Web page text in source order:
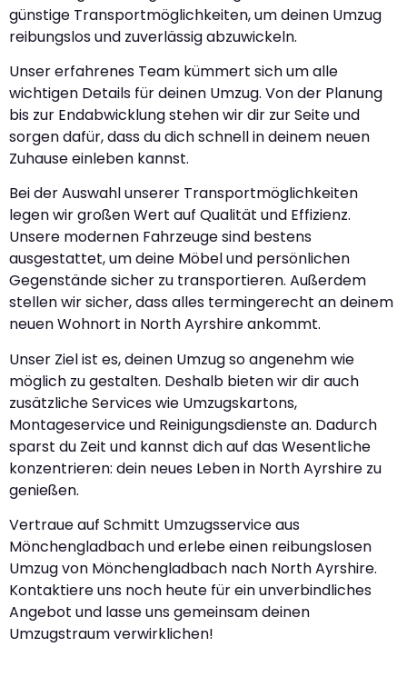
günstige Transportmöglichkeiten, um deinen Umzug
reibungslos und zuverlässig abzuwickeln.
Unser erfahrenes Team kümmert sich um alle
wichtigen Details für deinen Umzug. Von der Planung
bis zur Endabwicklung stehen wir dir zur Seite und
sorgen dafür, dass du dich schnell in deinem neuen
Zuhause einleben kannst.
Bei der Auswahl unserer Transportmöglichkeiten
legen wir großen Wert auf Qualität und Effizienz.
Unsere modernen Fahrzeuge sind bestens
ausgestattet, um deine Möbel und persönlichen
Gegenstände sicher zu transportieren. Außerdem
stellen wir sicher, dass alles termingerecht an deinem
neuen Wohnort in North Ayrshire ankommt.
Unser Ziel ist es, deinen Umzug so angenehm wie
möglich zu gestalten. Deshalb bieten wir dir auch
zusätzliche Services wie Umzugskartons,
Montageservice und Reinigungsdienste an. Dadurch
sparst du Zeit und kannst dich auf das Wesentliche
konzentrieren: dein neues Leben in North Ayrshire zu
genießen.
Vertraue auf Schmitt Umzugsservice aus
Mönchengladbach und erlebe einen reibungslosen
Umzug von Mönchengladbach nach North Ayrshire.
Kontaktiere uns noch heute für ein unverbindliches
Angebot und lasse uns gemeinsam deinen
Umzugstraum verwirklichen!